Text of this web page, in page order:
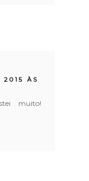
2015 ÀS
muito!